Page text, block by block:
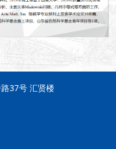
37号 汇贤楼